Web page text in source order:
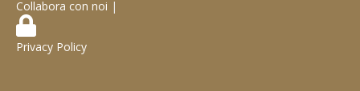
Collabora con noi |
Privacy Policy